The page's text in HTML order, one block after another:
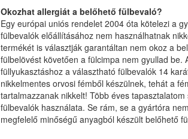
Okozhat allergiát a belőhető fülbevaló?
Egy európai uniós rendelet 2004 óta kötelezi a
fülbevalók előállításához nem használhatnak
termékét is választják garantáltan nem okoz a
fülbelövést követően a fülcimpa nem gyullad be.
füllyukasztáshoz a választható fülbevalók 14
nikkelmentes orvosi fémből készülnek, tehát a
tartalmazzanak nikkelt! Több éves
fülbevalók használata. Se rám, se a gyártóra
megfelelő minőségű anyagból készült belőhető